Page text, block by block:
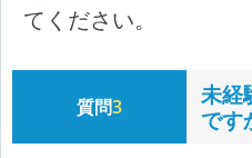
てください。
質問3
未経
です